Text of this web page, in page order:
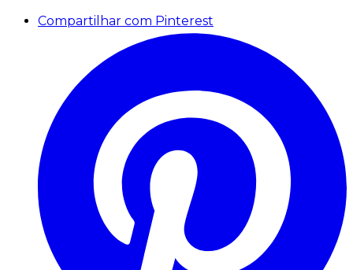
Compartilhar com Pinterest